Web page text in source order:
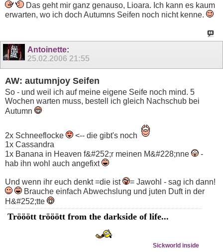
Das geht mir ganz genauso, Lioara. Ich kann es kaum
erwarten, wo ich doch Autumns Seifen noch nicht kenne.
Antoinette:
25.02.2006 21:55
AW: autumnjoy Seifen
So - und weil ich auf meine eigene Seife noch mind. 5
Wochen warten muss, bestell ich gleich Nachschub bei
Autumn
2x Schneeflocke
<-- die gibt's noch
1x Cassandra
1x Banana in Heaven f&#252;r meinen M&#228;nne
-
hab ihn wohl auch angefixt
Und wenn ihr euch denkt =die ist
= Jawohl - sag ich dann!
Brauche einfach Abwechslung und juten Duft in der
H&#252;tte
Trööött trööött from the darkside of life...
Sickworld inside